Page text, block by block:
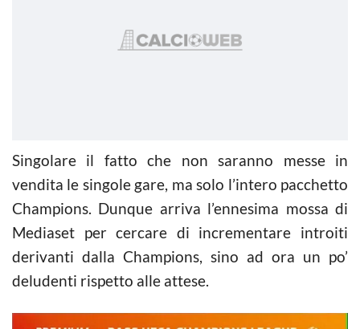
Singolare il fatto che non saranno messe in
vendita le singole gare, ma solo l’intero pacchetto
Champions. Dunque arriva l’ennesima mossa di
Mediaset per cercare di incrementare introiti
derivanti dalla Champions, sino ad ora un po’
deludenti rispetto alle attese.